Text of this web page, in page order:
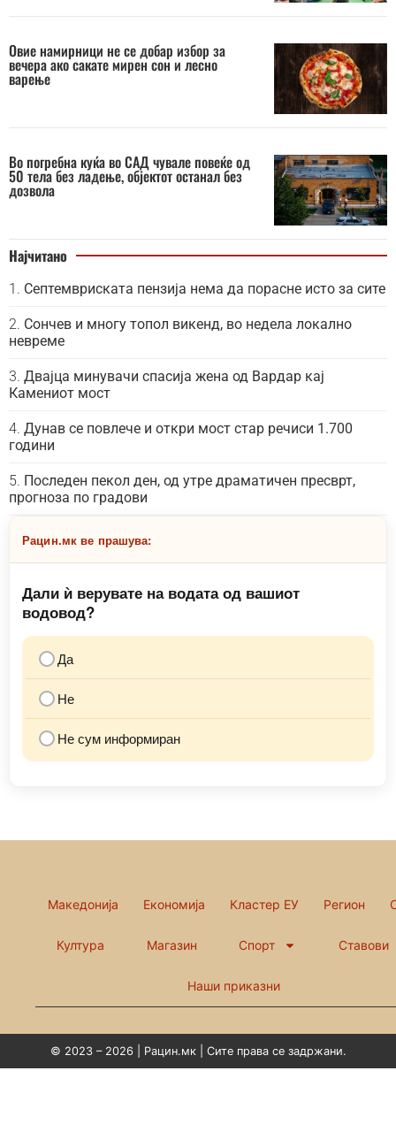
Овие намирници не се добар избор за
вечера ако сакате мирен сон и лесно
варење
Во погребна куќа во САД чувале повеќе од
50 тела без ладење, објектот останал без
дозвола
Најчитано
Септемвриската пензија нема да порасне исто за сите
Сончев и многу топол викенд, во недела локално
невреме
Двајца минувачи спасија жена од Вардар кај
Камениот мост
Дунав се повлече и откри мост стар речиси 1.700
години
Последен пекол ден, од утре драматичен пресврт,
прогноза по градови
Рацин.мк ве прашува:
Дали ѝ верувате на водата од вашиот
водовод?
Да
Не
Не сум информиран
Македонија Економија Кластер ЕУ Регион
Култура Магазин Спорт Ставови
Наши приказни
© 2023 – 2026 | Рацин.мк | Сите права се задржани.